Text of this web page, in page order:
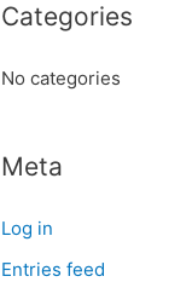
rCategories
No categories
Meta
Log in
Entries feed